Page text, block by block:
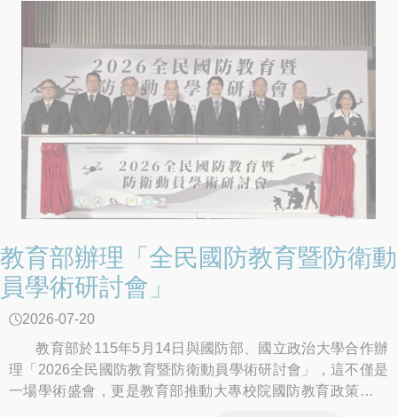
教育部辦理「全民國防教育暨防衛動
員學術研討會」
2026-07-20
教育部於115年5月14日與國防部、國立政治大學合作辦
理「2026全民國防教育暨防衛動員學術研討會」，這不僅是
一場學術盛會，更是教育部推動大專校院國防教育政策的重